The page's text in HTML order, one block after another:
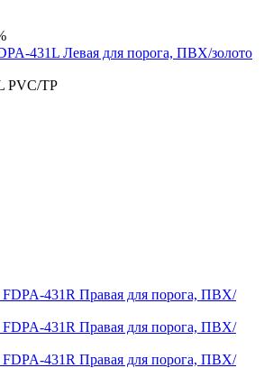
431L Левая для порога, ПВХ/золото
PVC/TP